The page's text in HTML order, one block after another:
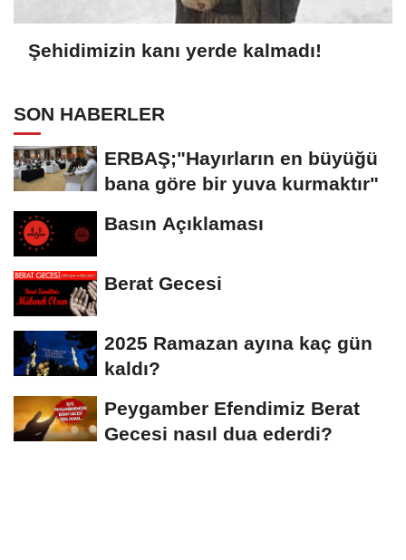
Şehidimizin kanı yerde kalmadı!
SON HABERLER
ERBAŞ;"Hayırların en büyüğü
bana göre bir yuva kurmaktır"
Basın Açıklaması
Berat Gecesi
2025 Ramazan ayına kaç gün
kaldı?
Peygamber Efendimiz Berat
Gecesi nasıl dua ederdi?